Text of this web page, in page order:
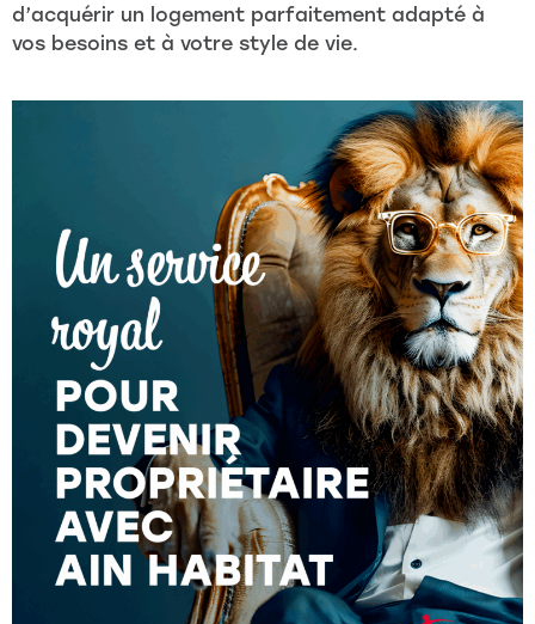
d’acquérir un logement parfaitement adapté à
vos besoins et à votre style de vie.